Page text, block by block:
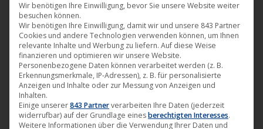
🎵 LOFT 15 A veröffentlicht Remixes des
Titels „Bass Care“, der im Original auf dem
Album „Me, Myself & I“ zu finden ist
Feb.
Wir benötigen Ihre Einwilligung, bevor Sie unsere Website weiter
besuchen können.
Wir benötigen Ihre Einwilligung, damit wir und unsere 843 Partner
Cookies und andere Technologien verwenden können, um Ihnen
relevante Inhalte und Werbung zu liefern. Auf diese Weise
finanzieren und optimieren wir unsere Website.
Personenbezogene Daten können verarbeitet werden (z. B.
Erkennungsmerkmale, IP-Adressen), z. B. für personalisierte
Anzeigen und Inhalte oder zur Messung von Anzeigen und
Inhalten.
Einige unserer843 Partnerverarbeiten Ihre Daten (jederzeit
widerrufbar) auf der Grundlage einesberechtigten Interesses.
Weitere Informationen über die Verwendung Ihrer Daten und